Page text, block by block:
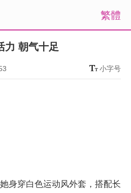
繁體
力 朝气十足
小字号
身穿白色运动风外套，搭配长